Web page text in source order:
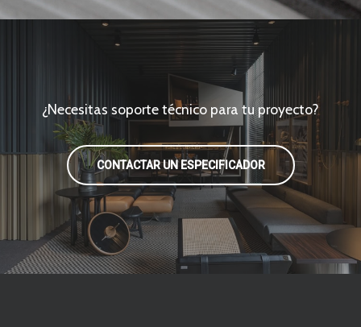
¿Necesitas soporte técnico para tu proyecto?
CONTACTAR UN ESPECIFICADOR